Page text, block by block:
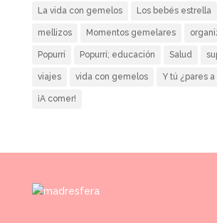
La vida con gemelos Los bebés estrella
mellizos Momentos gemelares
Popurrí Popurrí; educación Salud
viajes vida con gemelos Y tú ¿pares a
¡A comer!